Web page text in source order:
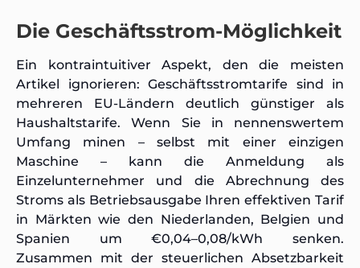
Die Geschäftsstrom-Möglichkeit
Ein kontraintuitiver Aspekt, den die meisten
Artikel ignorieren: Geschäftsstromtarife sind in
mehreren EU-Ländern deutlich günstiger als
Haushaltstarife. Wenn Sie in nennenswertem
Umfang minen – selbst mit einer einzigen
Maschine – kann die Anmeldung als
Einzelunternehmer und die Abrechnung des
Stroms als Betriebsausgabe Ihren effektiven Tarif
in Märkten wie den Niederlanden, Belgien und
Spanien um €0,04–0,08/kWh senken.
Zusammen mit der steuerlichen Absetzbarkeit